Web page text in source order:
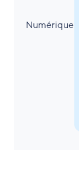
Numérique